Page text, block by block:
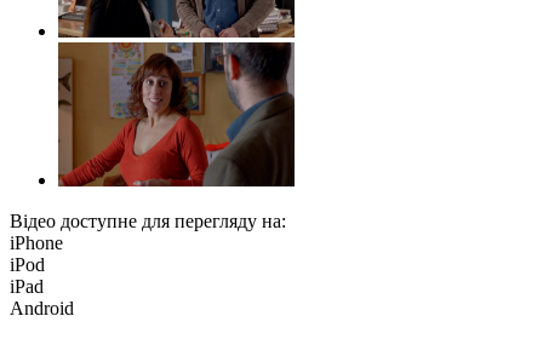
Відео доступне для перегляду на:
iPhone
iPod
iPad
Android